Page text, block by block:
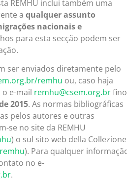
REMHU inclui também uma
a qualquer assunto
nacionais e
para esta secção podem ser
ser enviados diretamente pelo
remhu ou, caso haja
e-mail remhu@csem.org.brfino
2015. As normas bibliográficas
pelos autores e outras
se no site da REMHU
) o sul sito web della Collezione
). Para qualquer
no e-
.